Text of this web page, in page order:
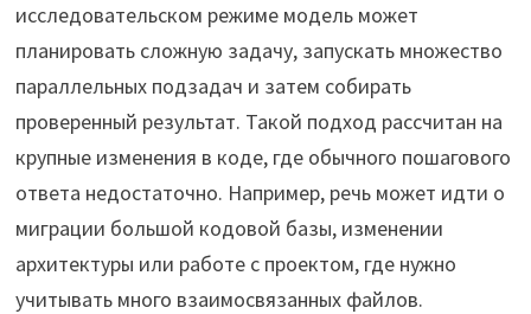
исследовательском режиме модель может
планировать сложную задачу, запускать множество
параллельных подзадач и затем собирать
проверенный результат. Такой подход рассчитан на
крупные изменения в коде, где обычного пошагового
ответа недостаточно. Например, речь может идти о
миграции большой кодовой базы, изменении
архитектуры или работе с проектом, где нужно
учитывать много взаимосвязанных файлов.